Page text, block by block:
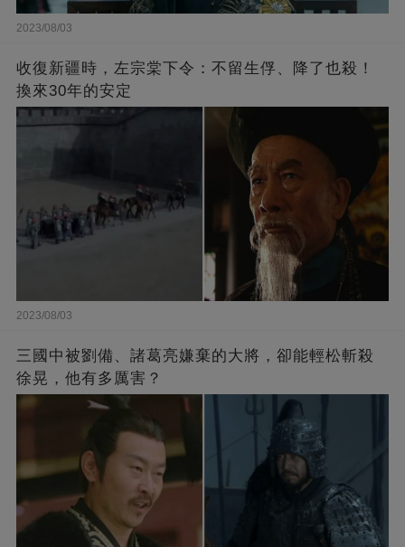
2023/08/03
收復新疆時，左宗棠下令：不留生俘、降了也殺！
換來30年的安定
2023/08/03
三國中被劉備、諸葛亮嫌棄的大將，卻能輕松斬殺
徐晃，他有多厲害？